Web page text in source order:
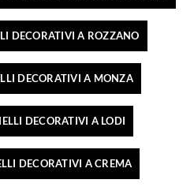
DECORATIVI A ROZZANO
DECORATIVI A MONZA
DECORATIVI A LODI
DECORATIVI A CREMA